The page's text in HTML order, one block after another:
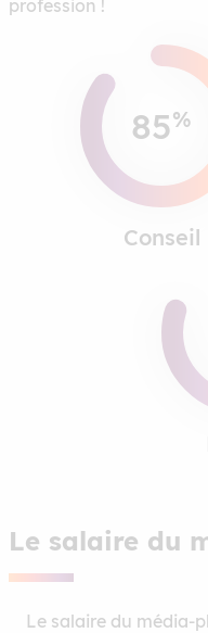
profession !
85%
Conseil
Le salaire du
Le salaire du média-